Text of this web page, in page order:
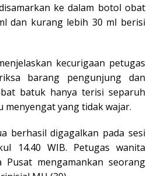
ke dalam botol obat
dan kurang lebih 30 ml berisi
kecurigaan petugas
barang pengunjung dan
batuk hanya terisi separuh
menyengat yang tidak wajar.
berhasil digagalkan pada sesi
14.40 WIB. Petugas wanita
Pusat mengamankan seorang